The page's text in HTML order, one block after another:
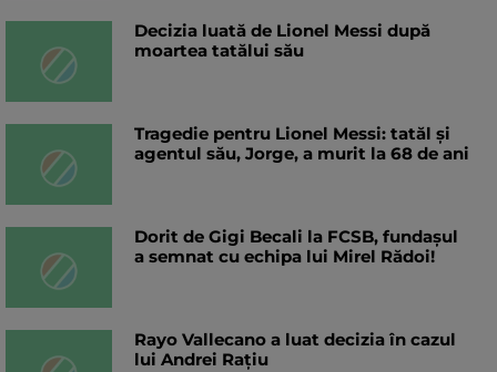
Decizia luată de Lionel Messi după
moartea tatălui său
Tragedie pentru Lionel Messi: tatăl și
agentul său, Jorge, a murit la 68 de ani
Dorit de Gigi Becali la FCSB, fundașul
a semnat cu echipa lui Mirel Rădoi!
Rayo Vallecano a luat decizia în cazul
lui Andrei Rațiu